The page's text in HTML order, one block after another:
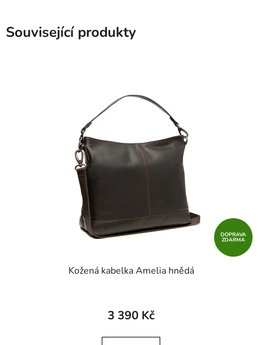
Související produkty
DOPRAVA
ZDARMA
Kožená kabelka Amelia hnědá
3 390 Kč